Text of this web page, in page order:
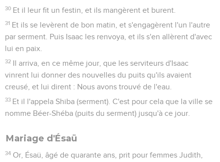
30 Et il leur fit un festin, et ils mangèrent et burent.
31 Et ils se levèrent de bon matin, et s'engagèrent l'un l'autre
par serment. Puis Isaac les renvoya, et ils s'en allèrent d'avec
lui en paix.
32 Il arriva, en ce même jour, que les serviteurs d'Isaac
vinrent lui donner des nouvelles du puits qu'ils avaient
creusé, et lui dirent : Nous avons trouvé de l'eau.
33 Et il l'appela Shiba (serment). C'est pour cela que la ville se
nomme Béer-Shéba (puits du serment) jusqu'à ce jour.
Mariage d'Ésaü
34 Or, Ésaü, âgé de quarante ans, prit pour femmes Judith,